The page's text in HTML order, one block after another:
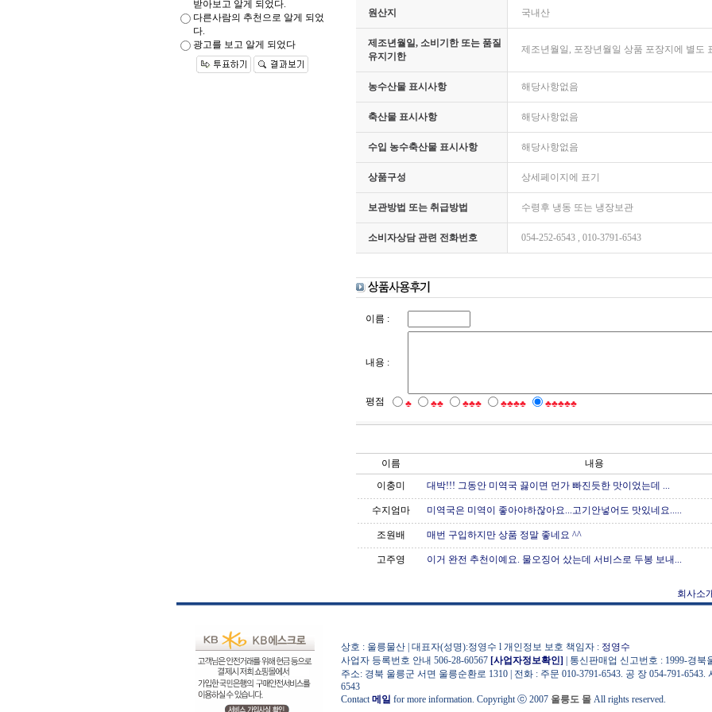
받아보고 알게 되었다.
다른사람의 추천으로 알게 되었
다.
광고를 보고 알게 되었다
원산지 국내산
제조년월일, 소비기한 또는 품질
유지기한
제조년월일, 포장년월일 상품 포장지에 별도
농수산물 표시사항 해당사항없음
축산물 표시사항 해당사항없음
수입 농수축산물 표시사항 해당사항없음
상품구성 상세페이지에 표기
보관방법 또는 취급방법 수령후 냉동 또는 냉장보관
소비자상담 관련 전화번호 054-252-6543 , 010-3791-6543
이름 :
내용 :
평점 ♣ ♣♣ ♣♣♣ ♣♣♣♣ ♣♣♣♣♣
이름
내용
이충미
대박!!! 그동안 미역국 끓이면 먼가 빠진듯한 맛이었는데 ...
수지엄마 미역국은 미역이 좋아야하잖아요...고기안넣어도 맛있네요.....
조원배 매번 구입하지만 상품 정말 좋네요 ^^
고주영 이거 완전 추천이예요. 물오징어 샀는데 서비스로 두봉 보내...
회사소
상호 : 울릉물산 | 대표자(성명):정영수 l 개인정보 보호 책임자 : 정영수
사업자 등록번호 안내 506-28-60567 [사업자정보확인]
| 통신판매업 신고번호 : 1999-경북
주소: 경북 울릉군 서면 울릉순환로 1310 | 전화 : 주문 010-3791-6543. 공 장 054-791-6543.
6543
Contact메일 for more information. Copyright ⓒ 2007 울릉도 몰 All rights reserved.